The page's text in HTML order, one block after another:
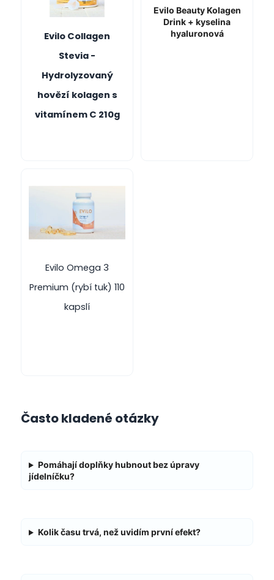
Evilo Collagen
Stevia -
Hydrolyzovaný
hovězí kolagen s
vitamínem C 210g
Evilo Beauty Kolagen
Drink + kyselina
hyaluronová
Evilo Omega 3
Premium (rybí tuk) 110
kapslí
Často kladené otázky
Pomáhají doplňky hubnout bez úpravy
jídelníčku?
Kolik času trvá, než uvidím první efekt?